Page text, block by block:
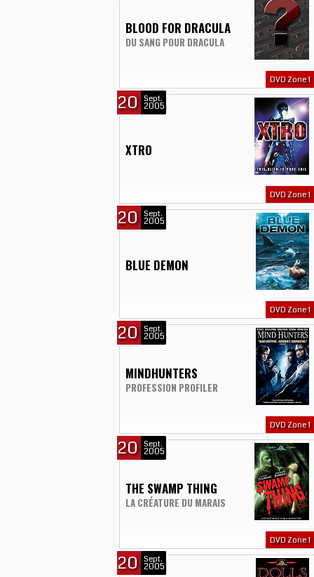
BLOOD FOR DRACULA
DU SANG POUR DRACULA
DVD Zone 1
20 Sept.
2005
XTRO
DVD Zone 1
20 Sept.
2005
BLUE DEMON
DVD Zone 1
20 Sept.
2005
MINDHUNTERS
PROFESSION PROFILER
DVD Zone 1
20 Sept.
2005
THE SWAMP THING
LA CRÉATURE DU MARAIS
DVD Zone 1
20 Sept.
2005